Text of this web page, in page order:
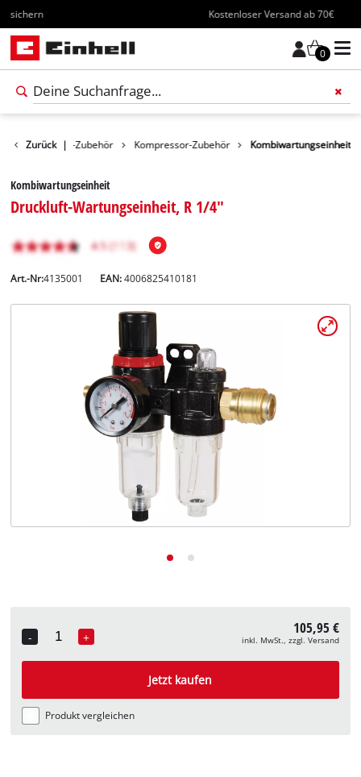
Kostenloser Versand ab 70€
0
Deutsch
Zurück |
Werkzeug-Zubehör Kompressor-Zubehör Kombiwartungseinheit
Kombiwartungseinheit
Druckluft-Wartungseinheit, R 1/4"
Art.-Nr:4135001 EAN:4006825410181
-
Quantity
+ 105,95 €
inkl. MwSt., zzgl. Versand
Jetzt kaufen
Produkt vergleichen